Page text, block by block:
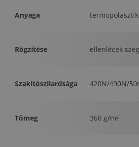
Anyaga
Rögzítése ellenlécek
Szakítószilardsága 420N/490N/
Tömeg 360 g/m²